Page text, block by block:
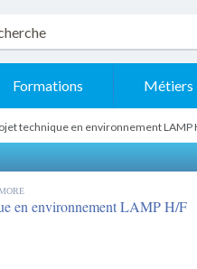
Formations Métiers
technique en environnement LAMP
en environnement LAMP H/F